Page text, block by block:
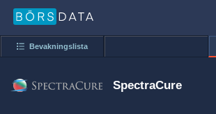
Bevakningslista
SpectraCure